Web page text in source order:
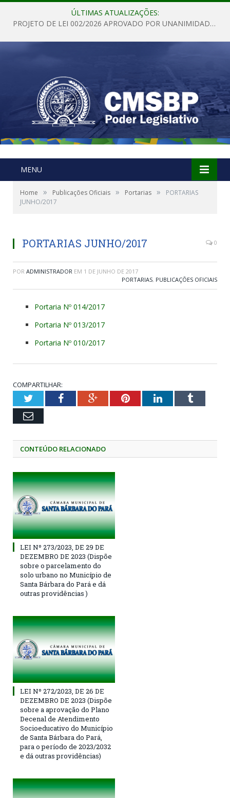
ÚLTIMAS ATUALIZAÇÕES:
PROJETO DE LEI 002/2026 APROVADO POR UNANIMIDADE EM SESSÃO ORDINÁRIA NESTA QUINTA – FEIRA 28 DE MAIO DE 2026
MENU
Home » Publicações Oficiais » Portarias »
PORTARIAS
JUNHO/2017
PORTARIAS JUNHO/2017 0
POR ADMINISTRADOR EM 1 DE JUNHO DE 2017
PORTARIAS, PUBLICAÇÕES OFICIAIS
Portaria Nº 014/2017
Portaria Nº 013/2017
Portaria Nº 010/2017
COMPARTILHAR:
TwitterFacebookGoogle+PinterestLinkedInTumblr
Email
CONTEÚDO RELACIONADO
LEI Nº 273/2023, DE 29 DE
DEZEMBRO DE 2023 (Dispõe
sobre o parcelamento do
solo urbano no Município de
Santa Bárbara do Pará e dá
outras providências )
LEI Nº 272/2023, DE 26 DE
DEZEMBRO DE 2023 (Dispõe
sobre a aprovação do Plano
Decenal de Atendimento
Socioeducativo do Município
de Santa Bárbara do Pará,
para o período de 2023/2032
e dá outras providências)